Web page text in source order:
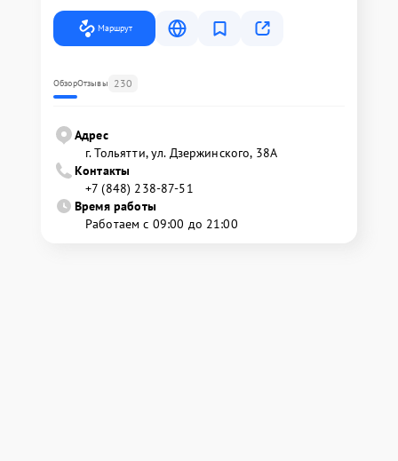
Маршрут
ОбзорОтзывы 230
Адрес
г. Тольятти, ул. Дзержинского, 38А
Контакты
+7 (848) 238-87-51
Время работы
Работаем с 09:00 до 21:00